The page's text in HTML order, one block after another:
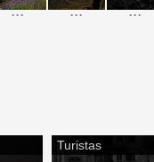
... ... ...
Turistas